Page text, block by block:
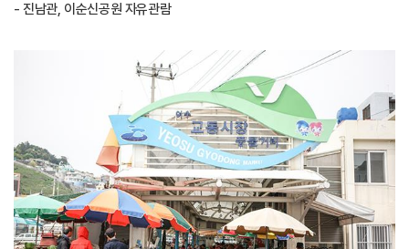
- 진남관, 이순신공원 자유관람